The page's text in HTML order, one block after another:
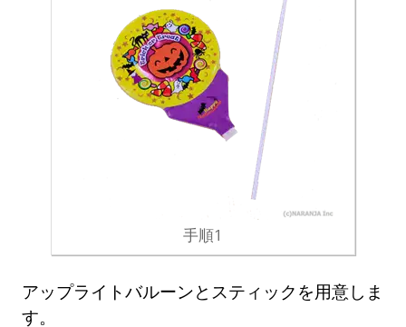
手順1
アップライトバルーンとスティックを用意しま
す。